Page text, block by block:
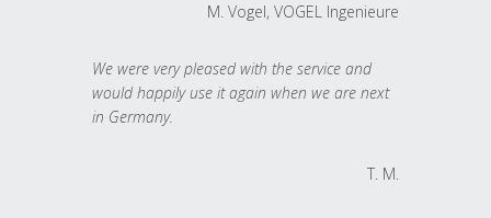
M. Vogel, VOGEL Ingenieure
We were very pleased with the service and
would happily use it again when we are next
in Germany.
T. M.